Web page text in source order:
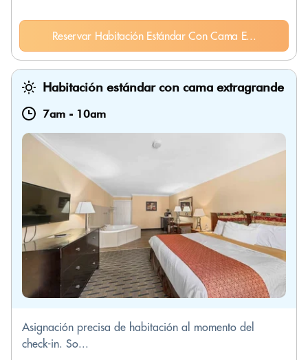
Reservar Habitación Estándar Con Cama E...
Habitación estándar con cama extragrande
7am - 10am
Asignación precisa de habitación al momento del
check-in. So...